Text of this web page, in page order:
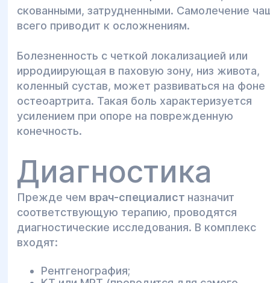
скованными, затрудненными. Самолечение
всего приводит к осложнениям.
Болезненность с четкой локализацией или
ирродиирующая в паховую зону, низ живота,
коленный сустав, может развиваться на фоне
остеоартрита. Такая боль характеризуется
усилением при опоре на поврежденную
конечность.
Диагностика
Прежде чем врач-специалист назначит
соответствующую терапию, проводятся
диагностические исследования. В комплекс
входят:
Рентгенография;